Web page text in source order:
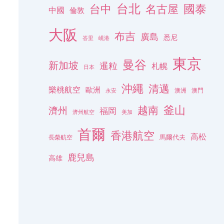
中國 倫敦 台中 台北 名古屋 國泰
大阪 峇里 峴港 布吉 廣島 悉尼
新加坡 日本 暹粒 曼谷 札幌 東京
樂桃航空 歐洲 永安 沖繩 清邁 澳洲 澳門
濟州 濟州航空 福岡 美加 越南 釜山
長榮航空 首爾 香港航空 馬爾代夫 高松
高雄 鹿兒島